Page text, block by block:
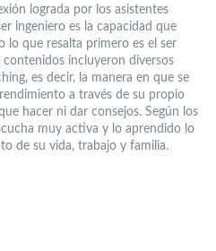
lograda por los asistentes
ingeniero es la capacidad que
lo que resalta primero es el ser
incluyeron diversos
es decir, la manera en que se
a través de su propio
hacer ni dar consejos. Según los
muy activa y lo aprendido lo
de su vida, trabajo y familia.